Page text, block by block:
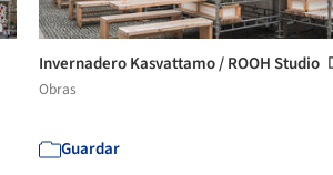
Invernadero Kasvattamo / ROOH Studio
Obras
Guardar